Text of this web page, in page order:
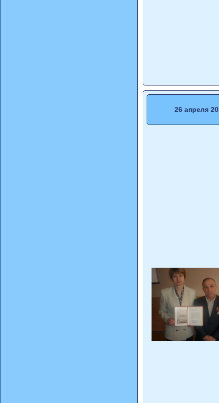
26 апреля